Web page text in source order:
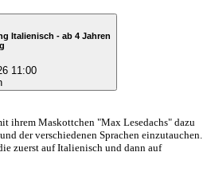
Zweisprachige Kinderbuchlesung Italienisch - ab 4 Jahren
11:00
ihrem Maskottchen "Max Lesedachs" dazu
der verschiedenen Sprachen einzutauchen.
zuerst auf Italienisch und dann auf